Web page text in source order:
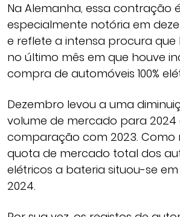
Na Alemanha, essa contração
especialmente notória em
e reflete a intensa procura que
no último mês em que houve
compra de automóveis 100%
Dezembro levou a uma
volume de mercado para 2024
comparação com 2023. Como
quota de mercado total dos
elétricos a bateria situou-se em
2024.